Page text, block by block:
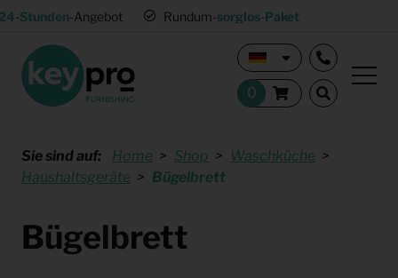
Stunden-Angebot Rundum-sorglos-Paket
Sie sind auf: Home Shop
Waschküche
Haushaltsgeräte
Bügelbrett
Bügelbrett